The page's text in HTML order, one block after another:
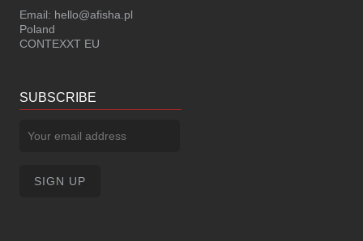
Email: hello@afisha.pl
Poland
CONTEXXT EU
SUBSCRIBE